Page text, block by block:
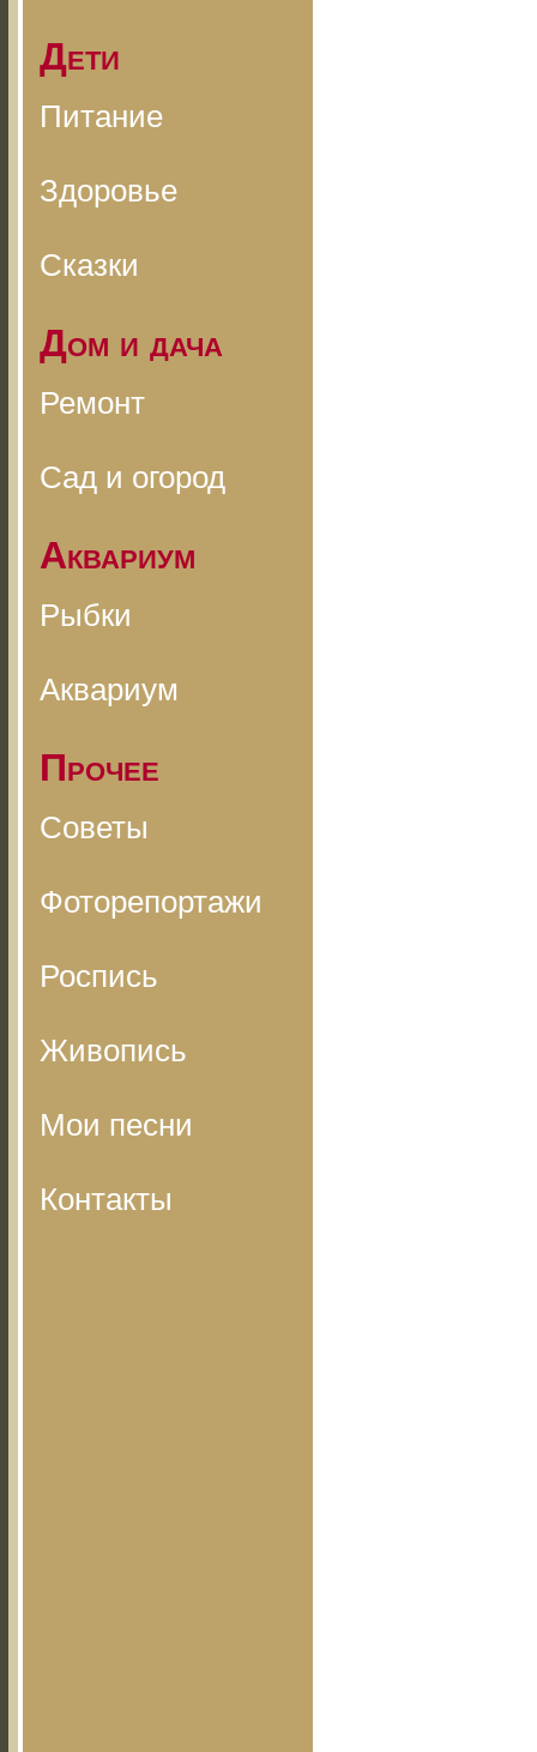
Дети
Питание
Здоровье
Сказки
Дом и дача
Ремонт
Сад и огород
Аквариум
Рыбки
Аквариум
Прочее
Советы
Фоторепортажи
Роспись
Живопись
Мои песни
Контакты